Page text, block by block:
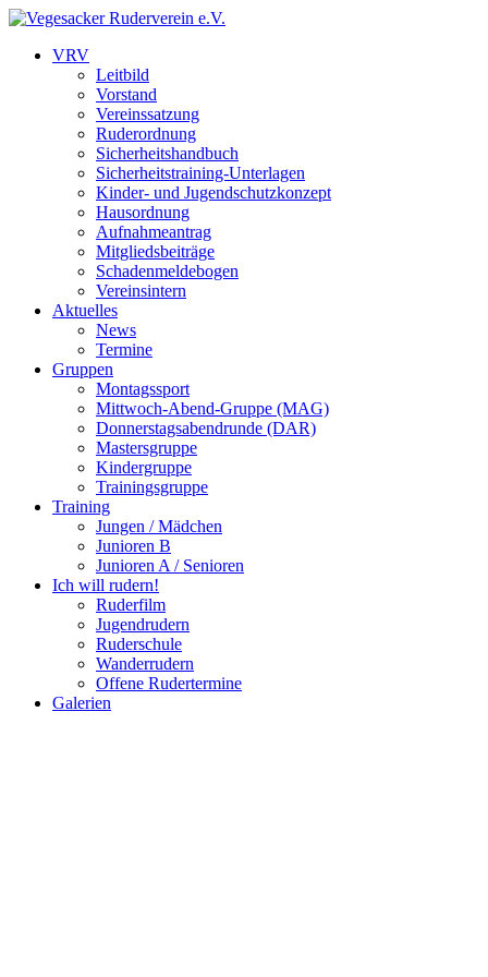
VRV
Leitbild
Vorstand
Vereinssatzung
Ruderordnung
Sicherheitshandbuch
Sicherheitstraining-Unterlagen
Kinder- und Jugendschutzkonzept
Hausordnung
Aufnahmeantrag
Mitgliedsbeiträge
Schadenmeldebogen
Vereinsintern
Aktuelles
News
Termine
Gruppen
Montagssport
Mittwoch-Abend-Gruppe (MAG)
Donnerstagsabendrunde (DAR)
Mastersgruppe
Kindergruppe
Trainingsgruppe
Training
Jungen / Mädchen
Junioren B
Junioren A / Senioren
Ich will rudern!
Ruderfilm
Jugendrudern
Ruderschule
Wanderrudern
Offene Rudertermine
Galerien